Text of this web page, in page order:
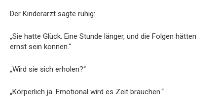
Der Kinderarzt sagte ruhig:
„Sie hatte Glück. Eine Stunde länger, und die Folgen hätten
ernst sein können.“
„Wird sie sich erholen?“
„Körperlich ja. Emotional wird es Zeit brauchen.“